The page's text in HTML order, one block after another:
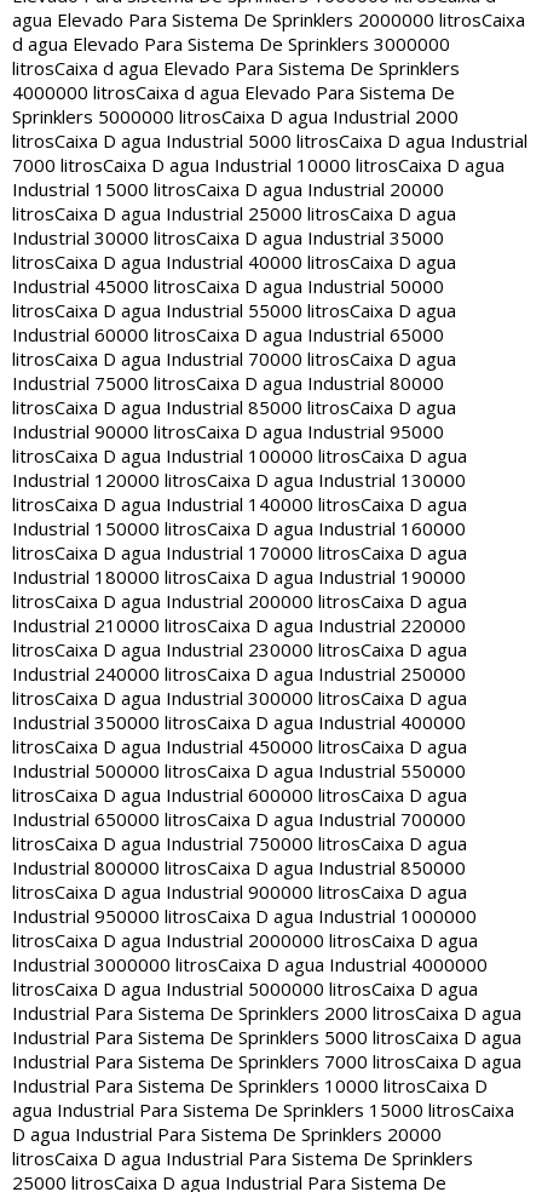
agua Elevado Para Sistema De Sprinklers 2000000 litrosCaixa
d agua Elevado Para Sistema De Sprinklers 3000000
litrosCaixa d agua Elevado Para Sistema De Sprinklers
4000000 litrosCaixa d agua Elevado Para Sistema De
Sprinklers 5000000 litrosCaixa D agua Industrial 2000
litrosCaixa D agua Industrial 5000 litrosCaixa D agua Industrial
7000 litrosCaixa D agua Industrial 10000 litrosCaixa D agua
Industrial 15000 litrosCaixa D agua Industrial 20000
litrosCaixa D agua Industrial 25000 litrosCaixa D agua
Industrial 30000 litrosCaixa D agua Industrial 35000
litrosCaixa D agua Industrial 40000 litrosCaixa D agua
Industrial 45000 litrosCaixa D agua Industrial 50000
litrosCaixa D agua Industrial 55000 litrosCaixa D agua
Industrial 60000 litrosCaixa D agua Industrial 65000
litrosCaixa D agua Industrial 70000 litrosCaixa D agua
Industrial 75000 litrosCaixa D agua Industrial 80000
litrosCaixa D agua Industrial 85000 litrosCaixa D agua
Industrial 90000 litrosCaixa D agua Industrial 95000
litrosCaixa D agua Industrial 100000 litrosCaixa D agua
Industrial 120000 litrosCaixa D agua Industrial 130000
litrosCaixa D agua Industrial 140000 litrosCaixa D agua
Industrial 150000 litrosCaixa D agua Industrial 160000
litrosCaixa D agua Industrial 170000 litrosCaixa D agua
Industrial 180000 litrosCaixa D agua Industrial 190000
litrosCaixa D agua Industrial 200000 litrosCaixa D agua
Industrial 210000 litrosCaixa D agua Industrial 220000
litrosCaixa D agua Industrial 230000 litrosCaixa D agua
Industrial 240000 litrosCaixa D agua Industrial 250000
litrosCaixa D agua Industrial 300000 litrosCaixa D agua
Industrial 350000 litrosCaixa D agua Industrial 400000
litrosCaixa D agua Industrial 450000 litrosCaixa D agua
Industrial 500000 litrosCaixa D agua Industrial 550000
litrosCaixa D agua Industrial 600000 litrosCaixa D agua
Industrial 650000 litrosCaixa D agua Industrial 700000
litrosCaixa D agua Industrial 750000 litrosCaixa D agua
Industrial 800000 litrosCaixa D agua Industrial 850000
litrosCaixa D agua Industrial 900000 litrosCaixa D agua
Industrial 950000 litrosCaixa D agua Industrial 1000000
litrosCaixa D agua Industrial 2000000 litrosCaixa D agua
Industrial 3000000 litrosCaixa D agua Industrial 4000000
litrosCaixa D agua Industrial 5000000 litrosCaixa D agua
Industrial Para Sistema De Sprinklers 2000 litrosCaixa D agua
Industrial Para Sistema De Sprinklers 5000 litrosCaixa D agua
Industrial Para Sistema De Sprinklers 7000 litrosCaixa D agua
Industrial Para Sistema De Sprinklers 10000 litrosCaixa D
agua Industrial Para Sistema De Sprinklers 15000 litrosCaixa
D agua Industrial Para Sistema De Sprinklers 20000
litrosCaixa D agua Industrial Para Sistema De Sprinklers
25000 litrosCaixa D agua Industrial Para Sistema De